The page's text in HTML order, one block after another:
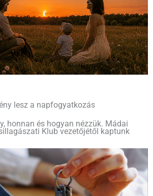
lesz a napfogyatkozás
honnan és hogyan nézzük. Mádai
Klub vezetőjétől kaptunk